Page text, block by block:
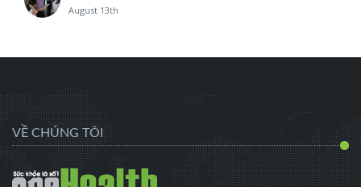
August 13th
VỀ CHÚNG TÔI